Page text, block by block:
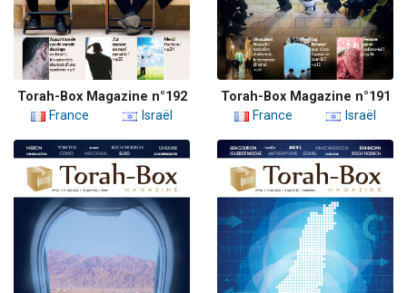
Torah-Box Magazine n°192
France
Israël
Torah-Box Magazine n°191
France
Israël